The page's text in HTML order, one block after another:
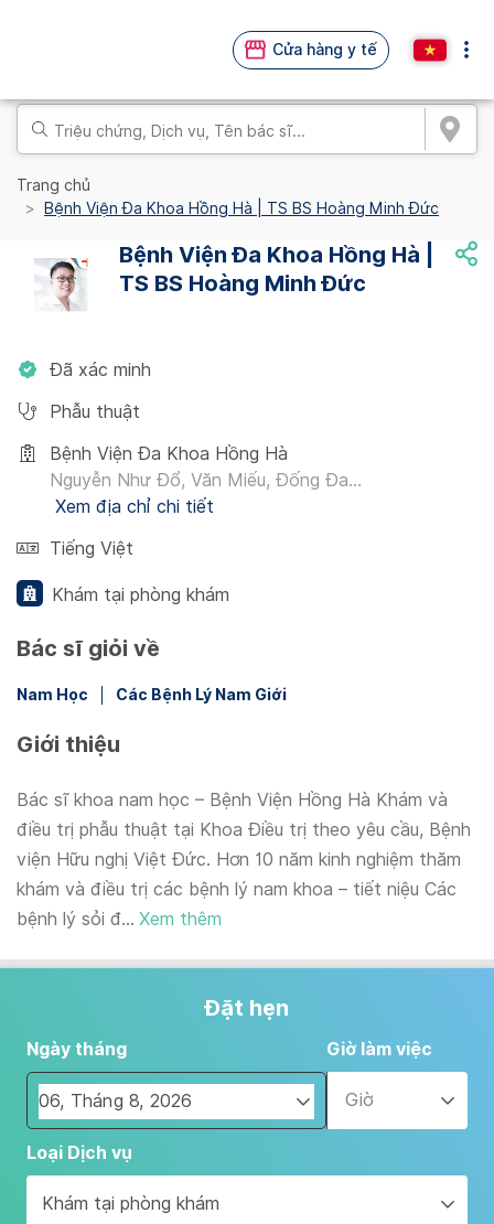
Cửa hàng y tế
Trang chủ
Bệnh Viện Đa Khoa Hồng Hà | TS BS Hoàng Minh Đức
Bệnh Viện Đa Khoa Hồng Hà |
TS BS Hoàng Minh Đức
Đã xác minh
Phẫu thuật
Bệnh Viện Đa Khoa Hồng Hà
Nguyễn Như Đổ, Văn Miếu, Đống Đa...
Xem địa chỉ chi tiết
Tiếng Việt
Khám tại phòng khám
Bác sĩ giỏi về
Nam Học Các Bệnh Lý Nam Giới
Giới thiệu
Bác sĩ khoa nam học – Bệnh Viện Hồng Hà Khám và
điều trị phẫu thuật tại Khoa Điều trị theo yêu cầu, Bệnh
viện Hữu nghị Việt Đức. Hơn 10 năm kinh nghiệm thăm
khám và điều trị các bệnh lý nam khoa – tiết niệu Các
bệnh lý sỏi đ... Xem thêm
Đặt hẹn
Ngày tháng
Navigate
forward
interact
Giờ làm việc
Giờ
Loại Dịch vụ
Khám tại phòng khám